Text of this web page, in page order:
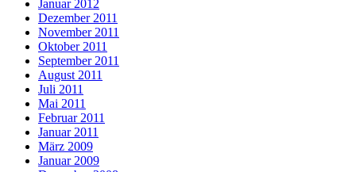
Januar 2012
Dezember 2011
November 2011
Oktober 2011
September 2011
August 2011
Juli 2011
Mai 2011
Februar 2011
Januar 2011
März 2009
Januar 2009